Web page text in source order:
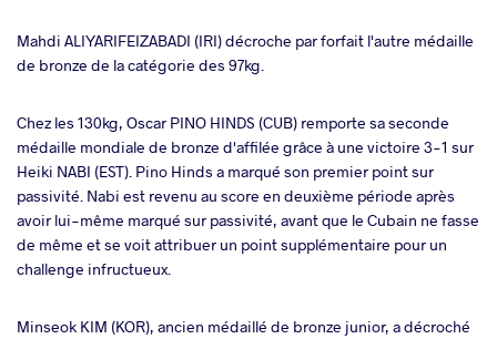
Mahdi ALIYARIFEIZABADI (IRI) décroche par forfait l'autre médaille
de bronze de la catégorie des 97kg.
Chez les 130kg, Oscar PINO HINDS (CUB) remporte sa seconde
médaille mondiale de bronze d'affilée grâce à une victoire 3-1 sur
Heiki NABI (EST). Pino Hinds a marqué son premier point sur
passivité. Nabi est revenu au score en deuxième période après
avoir lui-même marqué sur passivité, avant que le Cubain ne fasse
de même et se voit attribuer un point supplémentaire pour un
challenge infructueux.
Minseok KIM (KOR), ancien médaillé de bronze junior, a décroché